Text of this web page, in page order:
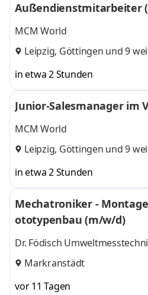
Außendienstmitarbeiter
MCM World
Leipzig, Göttingen und 9
in etwa 2 Stunden
Junior-Salesmanager im
MCM World
Leipzig, Göttingen und 9
in etwa 2 Stunden
Mechatroniker -
ototypenbau (m/w/d)
Dr. Födisch
Markranstädt
vor 11 Tagen